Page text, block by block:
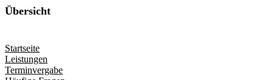
Übersicht
Startseite
Leistungen
Terminvergabe